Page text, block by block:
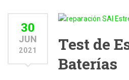
30
JUN
2021
Test de
Baterías